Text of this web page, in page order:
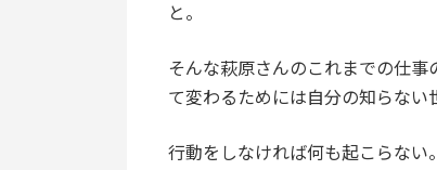
と。
そんな萩原さんのこれまでの仕
て変わるためには自分の知らない
行動をしなければ何も起こらない。